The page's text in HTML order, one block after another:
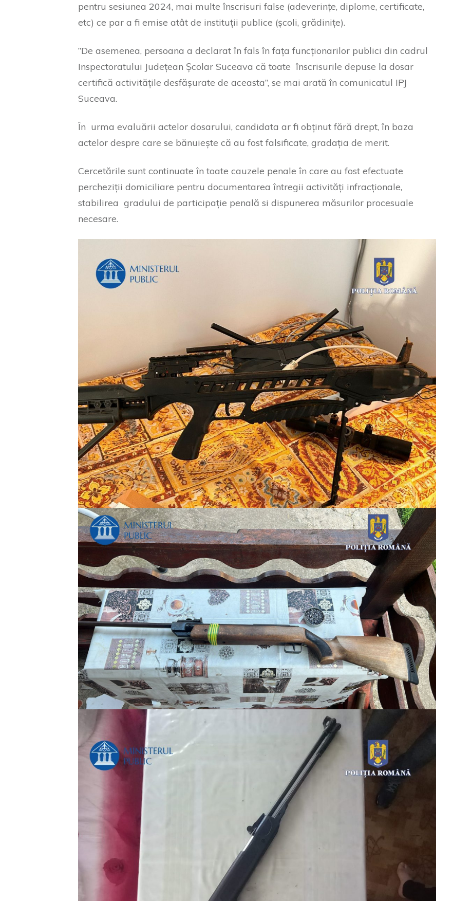
pentru sesiunea 2024, mai multe înscrisuri false (adeverințe, diplome, certificate,
etc) ce par a fi emise atât de instituții publice (școli, grădinițe).
”De asemenea, persoana a declarat în fals în fața funcționarilor publici din cadrul
Inspectoratului Județean Școlar Suceava că toate înscrisurile depuse la dosar
certifică activitățile desfășurate de aceasta”, se mai arată în comunicatul IPJ
Suceava.
În urma evaluării actelor dosarului, candidata ar fi obținut fără drept, în baza
actelor despre care se bănuiește că au fost falsificate, gradația de merit.
Cercetările sunt continuate în toate cauzele penale în care au fost efectuate
percheziții domiciliare pentru documentarea întregii activități infracționale,
stabilirea gradului de participație penală si dispunerea măsurilor procesuale
necesare.